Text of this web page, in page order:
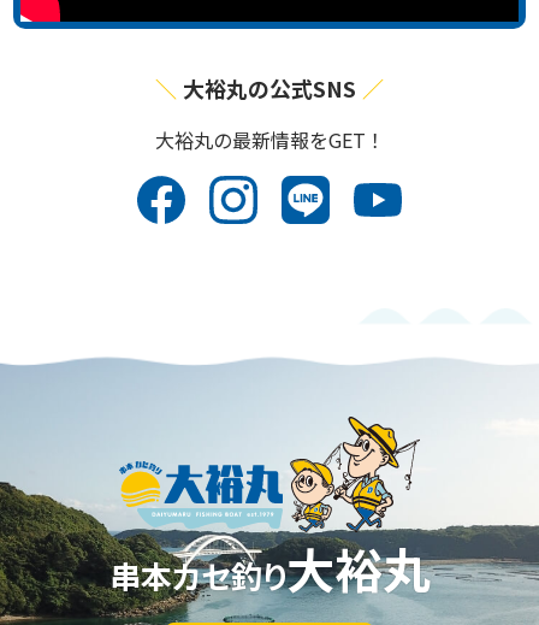
大裕丸の公式SNS
⼤裕丸の最新情報をGET！
串本カセ釣り大裕丸